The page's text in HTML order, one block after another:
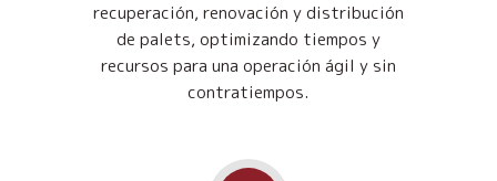
recuperación, renovación y distribución
de palets, optimizando tiempos y
recursos para una operación ágil y sin
contratiempos.